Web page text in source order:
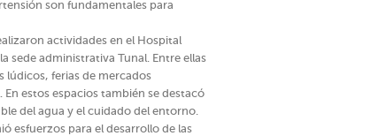
son fundamentales para
actividades en el Hospital
sede administrativa Tunal. Entre ellas
lúdicos, ferias de mercados
estos espacios también se destacó
del agua y el cuidado del entorno.
esfuerzos para el desarrollo de las